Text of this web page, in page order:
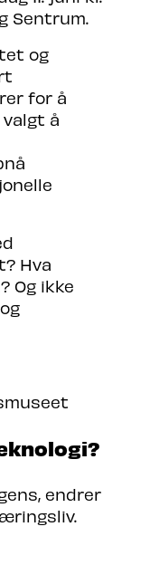
Sentrum.
og
for å
å
Hva
Og ikke
endrer